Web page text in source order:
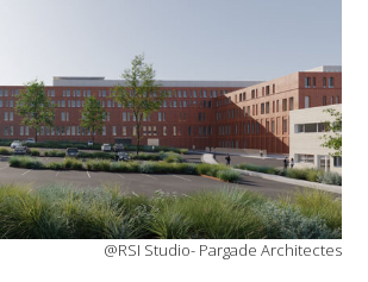
@RSI Studio- Pargade Architectes